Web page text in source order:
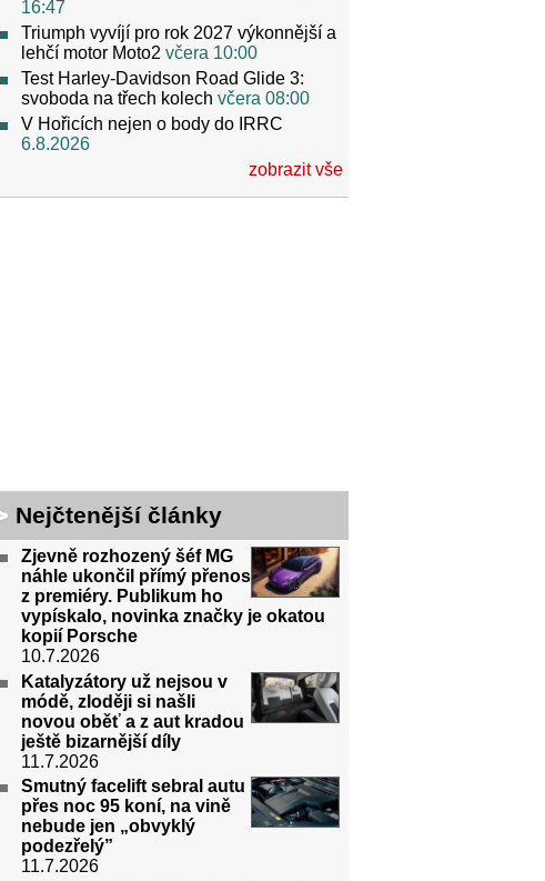
16:47
Triumph vyvíjí pro rok 2027 výkonnější a
lehčí motor Moto2 včera 10:00
Test Harley-Davidson Road Glide 3:
svoboda na třech kolech včera 08:00
V Hořicích nejen o body do IRRC
6.8.2026
zobrazit vše
Nejčtenější články
Zjevně rozhozený šéf MG
náhle ukončil přímý přenos
z premiéry. Publikum ho
vypískalo, novinka značky je okatou
kopií Porsche
10.7.2026
Katalyzátory už nejsou v
módě, zloději si našli
novou oběť a z aut kradou
ještě bizarnější díly
11.7.2026
Smutný facelift sebral autu
přes noc 95 koní, na vině
nebude jen „obvyklý
podezřelý”
11.7.2026